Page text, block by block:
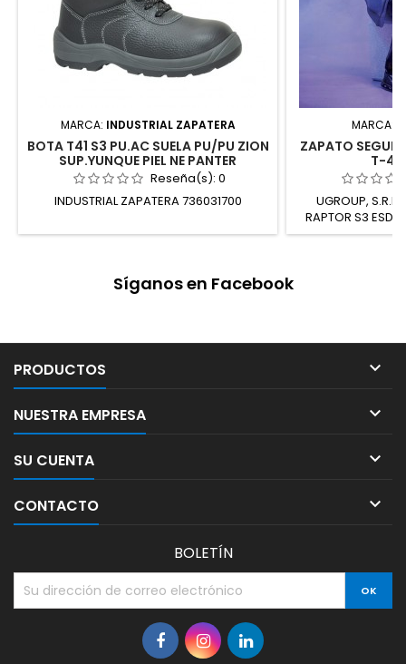
MARCA: INDUSTRIAL ZAPATERA
BOTA T41 S3 PU.AC SUELA PU/PU ZION
SUP.YUNQUE PIEL NE PANTER
Reseña(s): 0
INDUSTRIAL ZAPATERA 736031700
MARCA:
ZAPATO
T-45
UGROUP, S.R.L.
RAPTOR S3 ESD
Síganos en Facebook
PRODUCTOS 
NUESTRA EMPRESA 
SU CUENTA 
CONTACTO 
BOLETÍN